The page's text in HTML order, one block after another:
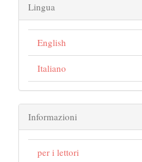
Lingua
English
Italiano
Informazioni
per i lettori